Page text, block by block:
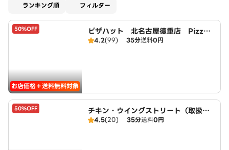
ランキング順 フィルター
50%OFF
お店価格＋送料無料対象
ピザハット 北名古屋徳重店 PizzaH
ut4.2(99) 35分送料0円
50%OFF
チキン・ウイングストリート（取扱：
ピザハット北名古屋徳重店）
4.5(20) 35分送料0円